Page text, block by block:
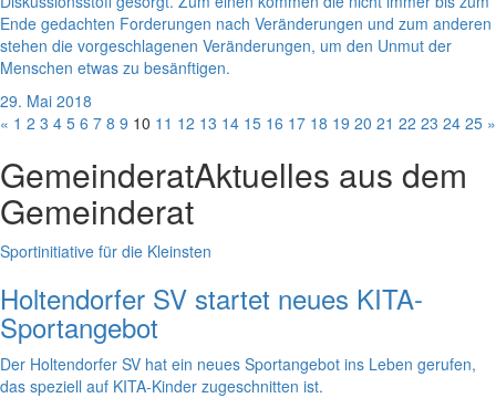
Ende gedachten Forderungen nach Veränderungen und zum anderen
stehen die vorgeschlagenen Veränderungen, um den Unmut der
Menschen etwas zu besänftigen.
29. Mai 2018
« 1 2 3 4 5 6 7 8 9 10 11 12 13 14 15 16 17 18 19 20 21 22 23 24 25 »
GemeinderatAktuelles aus dem
Gemeinderat
Sportinitiative für die Kleinsten
Holtendorfer SV startet neues KITA-
Sportangebot
Der Holtendorfer SV hat ein neues Sportangebot ins Leben gerufen,
das speziell auf KITA-Kinder zugeschnitten ist.